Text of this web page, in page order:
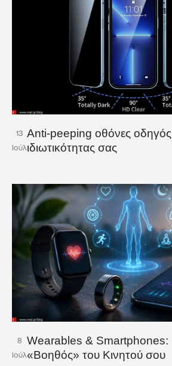
13
Ιούλ
Anti-peeping οθόνες
ιδιωτικότητας σας
8
Ιούλ
Wearables & Smartphones:
«Βοηθός» του Κινητού σου